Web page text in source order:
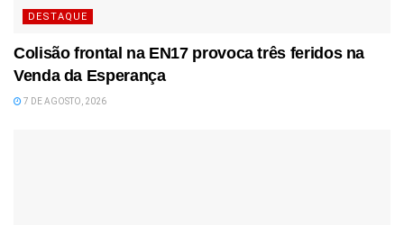
DESTAQUE
Colisão frontal na EN17 provoca três feridos na
Venda da Esperança
7 DE AGOSTO, 2026